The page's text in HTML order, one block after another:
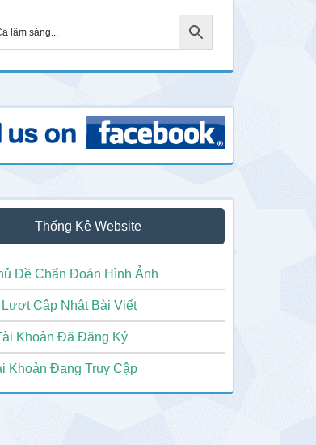
Thống Kê Website
Đề Chẩn Đoán Hình Ảnh
Lượt Cập Nhật Bài Viết
Khoản Đã Đăng Ký
Khoản Đang Truy Cập